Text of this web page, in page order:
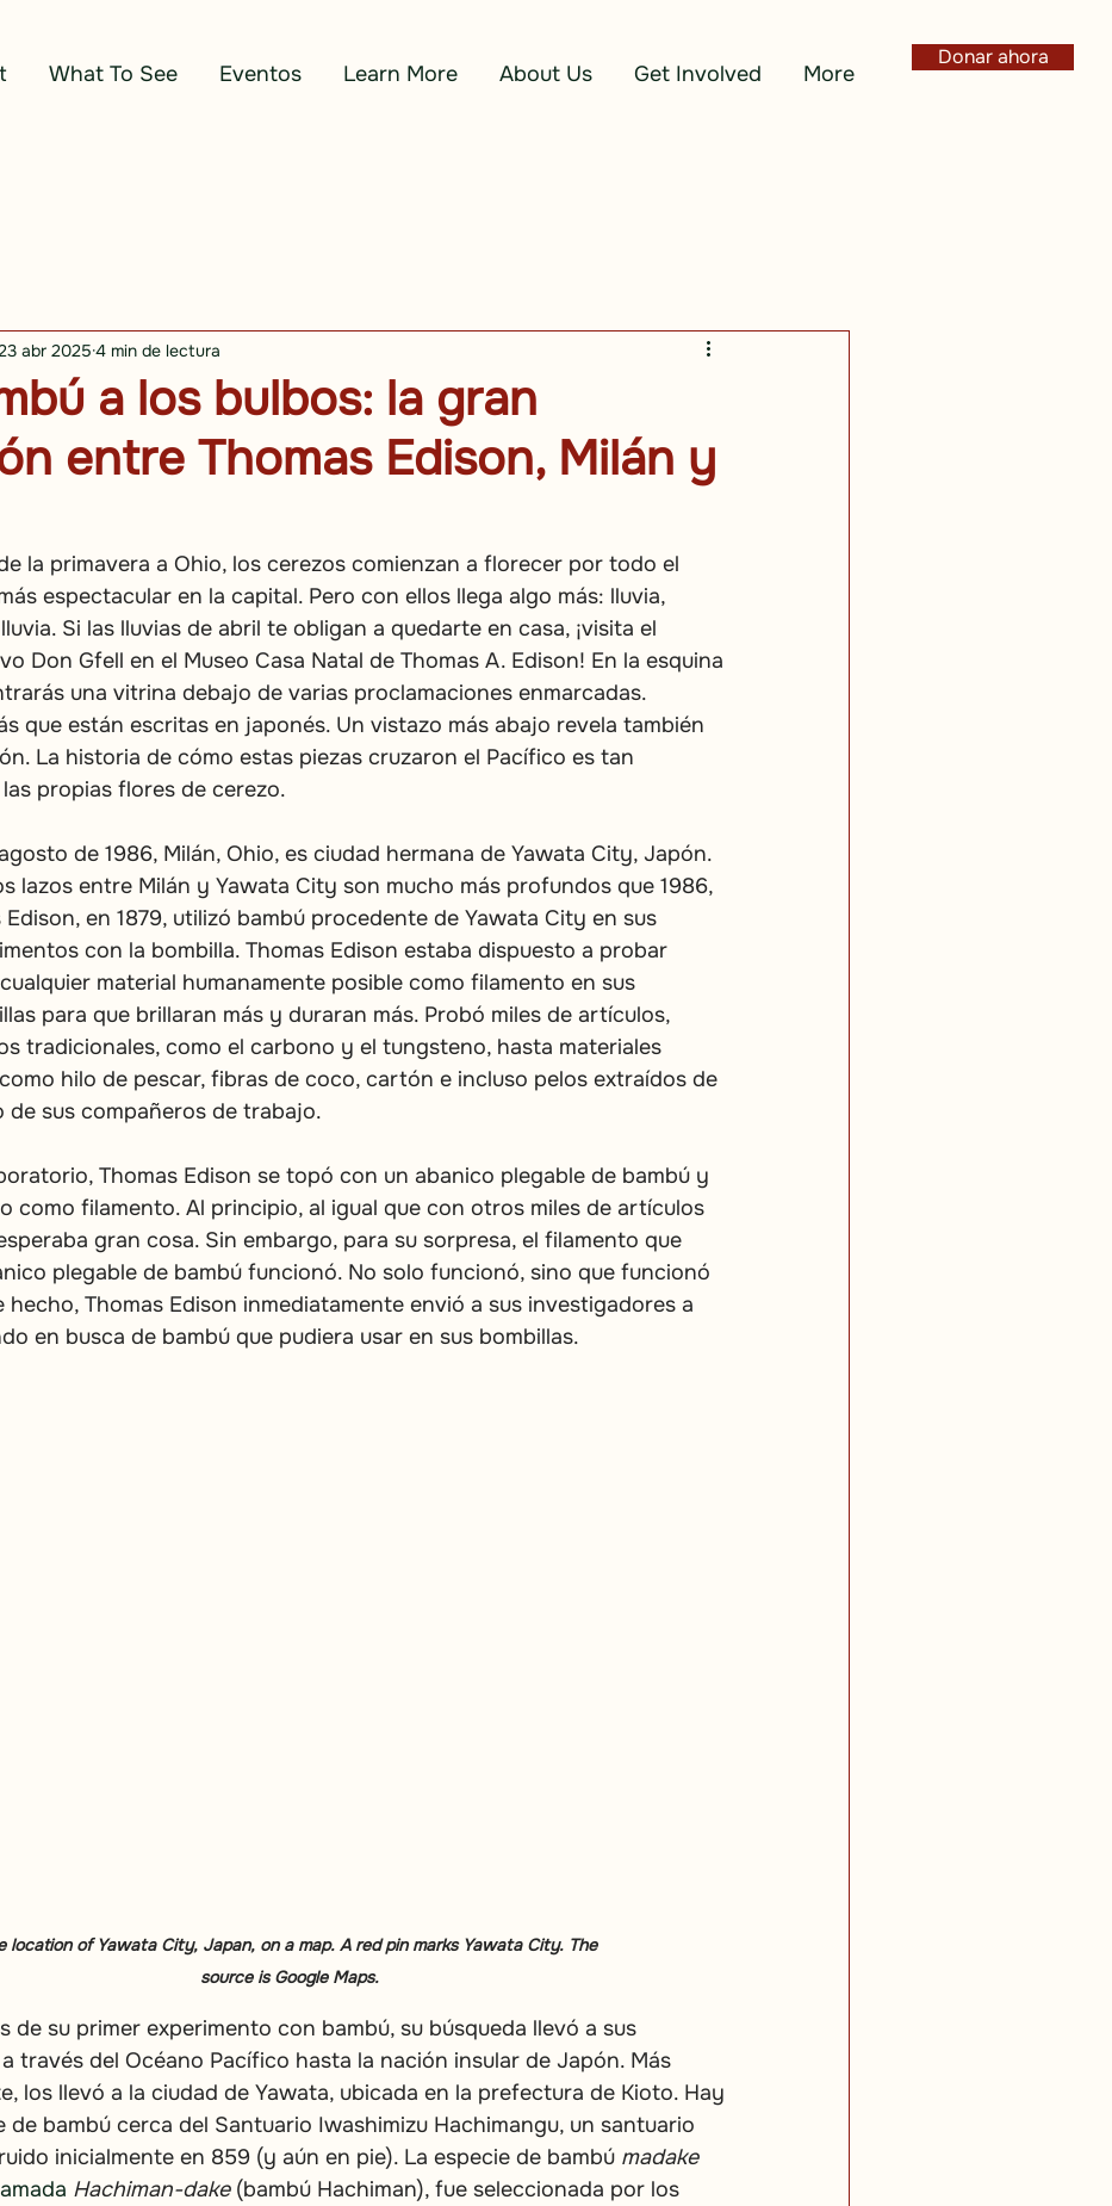
What To See Eventos Learn More About Us Get Involved More
Donar ahora
a los bulbos: la gran
entre Thomas Edison, Milán y
abr 2025 4 min de lectura
la primavera a Ohio, los cerezos comienzan a florecer por todo el
espectacular en la capital. Pero con ellos llega algo más: lluvia,
Si las lluvias de abril te obligan a quedarte en casa, ¡visita el
Don Gfell en el Museo Casa Natal de Thomas A. Edison! En la esquina
una vitrina debajo de varias proclamaciones enmarcadas.
que están escritas en japonés. Un vistazo más abajo revela también
La historia de cómo estas piezas cruzaron el Pacífico es tan
propias flores de cerezo.
de 1986, Milán, Ohio, es ciudad hermana de Yawata City, Japón.
lazos entre Milán y Yawata City son mucho más profundos que 1986,
Edison, en 1879, utilizó bambú procedente de Yawata City en sus
con la bombilla. Thomas Edison estaba dispuesto a probar
material humanamente posible como filamento en sus
para que brillaran más y duraran más. Probó miles de artículos,
tradicionales, como el carbono y el tungsteno, hasta materiales
hilo de pescar, fibras de coco, cartón e incluso pelos extraídos de
de sus compañeros de trabajo.
Thomas Edison se topó con un abanico plegable de bambú y
como filamento. Al principio, al igual que con otros miles de artículos
gran cosa. Sin embargo, para su sorpresa, el filamento que
plegable de bambú funcionó. No solo funcionó, sino que funcionó
hecho, Thomas Edison inmediatamente envió a sus investigadores a
en busca de bambú que pudiera usar en sus bombillas.
location of Yawata City, Japan, on a map. A red pin marks Yawata City. The
source is Google Maps.
de su primer experimento con bambú, su búsqueda llevó a sus
través del Océano Pacífico hasta la nación insular de Japón. Más
los llevó a la ciudad de Yawata, ubicada en la prefectura de Kioto. Hay
de bambú cerca del Santuario Iwashimizu Hachimangu, un santuario
inicialmente en 859 (y aún en pie). La especie de bambú madake
Hachiman-dake (bambú Hachiman), fue seleccionada por los